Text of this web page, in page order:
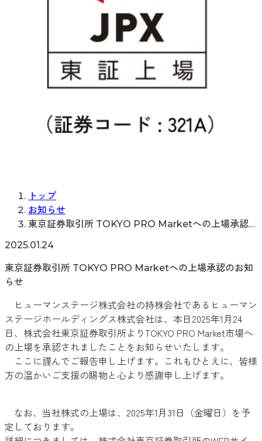
トップ
お知らせ
東京証券取引所 TOKYO PRO Marketへの上場承認
2025.01.24
東京証券取引所 TOKYO PRO Marketへの上場承認のお知
らせ
ヒューマンステージ株式会社の持株会社であるヒューマン
ステージホールディングス株式会社は、本日2025年1月24
日、株式会社東京証券取引所よりTOKYO PRO Market市場へ
の上場を承認されましたことをお知らせいたします。
ここに謹んでご報告申し上げます。これもひとえに、皆様
方の温かいご支援の賜物と心より感謝申し上げます。
なお、当社株式の上場は、2025年1月31日（金曜日）を予
定しております。